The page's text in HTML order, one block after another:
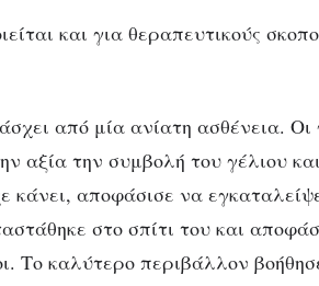
και για θεραπευτικούς
από μία ανίατη ασθένεια. Οι
αξία την συμβολή του γέλιου
κάνει, αποφάσισε να
στο σπίτι του και
Το καλύτερο περιβάλλον